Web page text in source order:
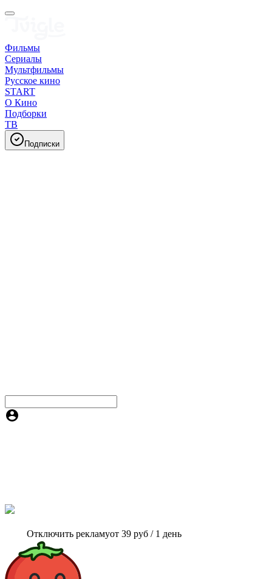
Фильмы
Сериалы
Мультфильмы
Русское кино
START
О Кино
Подборки
ТВ
Подписки
Отключить рекламуот 39 руб / 1 день